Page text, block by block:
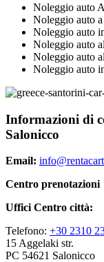
Noleggio auto
Noleggio auto
Noleggio auto
Noleggio auto
Noleggio auto
Noleggio auto
Informazioni di
Salonicco
Email:
Centro prenotazioni
Uffici Centro città:
Telefono: +30 2310
15 Aggelaki str.
PC 54621 Salonicco